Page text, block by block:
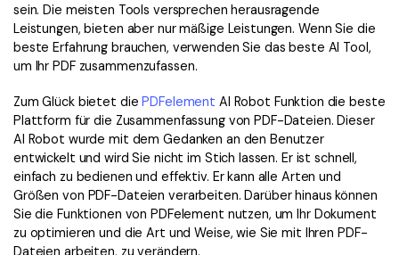
sein. Die meisten Tools versprechen herausragende
Leistungen, bieten aber nur mäßige Leistungen. Wenn Sie die
beste Erfahrung brauchen, verwenden Sie das beste AI Tool,
um Ihr PDF zusammenzufassen.
Zum Glück bietet diePDFelement AI Robot Funktion die beste
Plattform für die Zusammenfassung von PDF-Dateien. Dieser
AI Robot wurde mit dem Gedanken an den Benutzer
entwickelt und wird Sie nicht im Stich lassen. Er ist schnell,
einfach zu bedienen und effektiv. Er kann alle Arten und
Größen von PDF-Dateien verarbeiten. Darüber hinaus können
Sie die Funktionen von PDFelement nutzen, um Ihr Dokument
zu optimieren und die Art und Weise, wie Sie mit Ihren PDF-
Dateien arbeiten, zu verändern.